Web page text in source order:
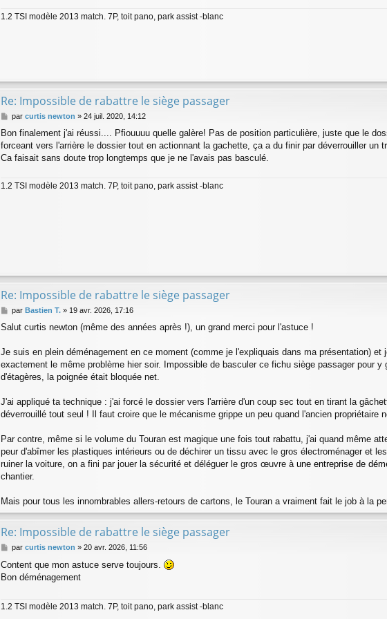
1.2 TSI modèle 2013 match. 7P, toit pano, park assist -blanc
Re: Impossible de rabattre le siège passager
M
s
s
a
par curtis newton » 24 juil. 2020, 14:12
Bon finalement j'ai réussi.... Pfiouuuu quelle galère! Pas de position particulière, juste que le
forceant vers l'arrière le dossier tout en actionnant la gachette, ça a du finir par déverrouiller un
Ca faisait sans doute trop longtemps que je ne l'avais pas basculé.
1.2 TSI modèle 2013 match. 7P, toit pano, park assist -blanc
Re: Impossible de rabattre le siège passager
M
s
a
g
e
par Bastien T.» 19 avr. 2026, 17:16
Salut curtis newton (même des années après !), un grand merci pour l'astuce !
Je suis en plein déménagement en ce moment (comme je l'expliquais dans ma présentation) et
exactement le même problème hier soir. Impossible de basculer ce fichu siège passager pour y
d'étagères, la poignée était bloquée net.
J'ai appliqué ta technique : j'ai forcé le dossier vers l'arrière d'un coup sec tout en tirant la
déverrouillé tout seul ! Il faut croire que le mécanisme grippe un peu quand l'ancien propriétaire
Par contre, même si le volume du Touran est magique une fois tout rabattu, j'ai quand même
peur d'abîmer les plastiques intérieurs ou de déchirer un tissu avec le gros électroménager et
ruiner la voiture, on a fini par jouer la sécurité et déléguer le gros œuvre à une entreprise de
chantier.
Mais pour tous les innombrables allers-retours de cartons, le Touran a vraiment fait le job à la
Re: Impossible de rabattre le siège passager
M
s
s
e
par curtis newton » 20 avr. 2026, 11:56
Content que mon astuce serve toujours.
Bon déménagement
1.2 TSI modèle 2013 match. 7P, toit pano, park assist -blanc